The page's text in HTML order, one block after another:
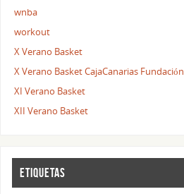
wnba
workout
X Verano Basket
X Verano Basket CajaCanarias Fundación
XI Verano Basket
XII Verano Basket
ETIQUETAS